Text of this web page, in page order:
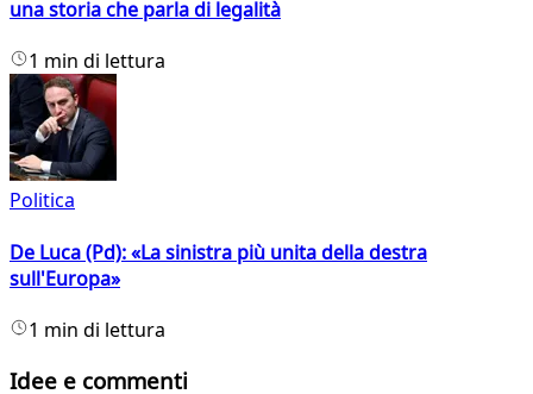
una storia che parla di legalità
1 min di lettura
Politica
De Luca (Pd): «La sinistra più unita della destra
sull'Europa»
1 min di lettura
Idee e commenti